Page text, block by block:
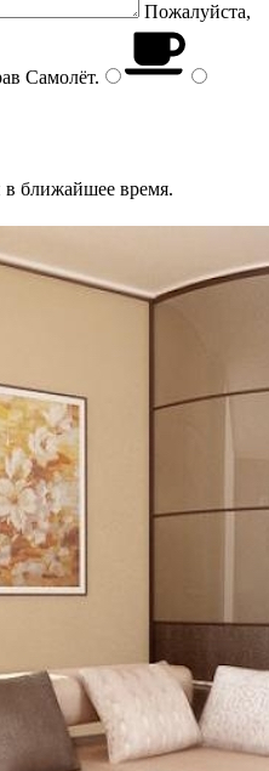
Пожалуйста,
Самолёт.
ближайшее время.